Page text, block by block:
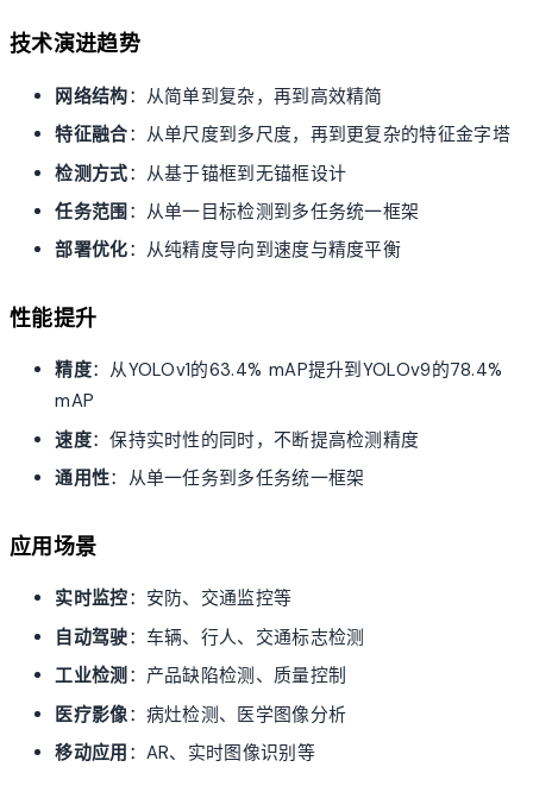
技术演进趋势
网络结构：从简单到复杂，再到高效精简
特征融合：从单尺度到多尺度，再到更复杂的特征金字塔
检测方式：从基于锚框到无锚框设计
任务范围 ：从单一目标检测到多任务统一框架
部署优化：从纯精度导向到速度与精度平衡
性能提升
精度：从YOLOv1的63.4% mAP提升到YOLOv9的78.4%
mAP
速度：保持实时性的同时，不断提高检测精度
通用性：从单一任务到多任务统一框架
应用场景
实时监控：安防、交通监控等
自动驾驶：车辆、行人、交通标志检测
工业检测 ：产品缺陷检测、质量控制
医疗影像：病灶检测、医学图像分析
移动应用 ：AR、实时图像识别等